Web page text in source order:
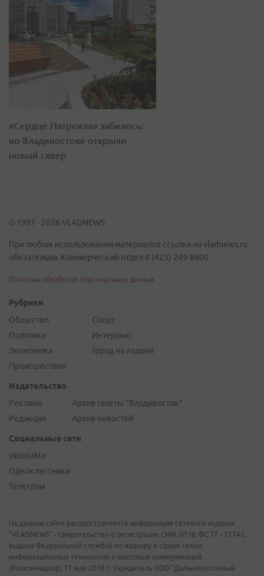
«Сердце Патрокла» забилось:
во Владивостоке открыли
новый сквер
© 1997 - 2026 VLADNEWS
При любом использовании материалов ссылка на vladnews.ru
обязательна. Коммерческий отдел 8 (423) 249-8800
Политика обработки персональных данных
Рубрики
Общество
Политика
Экономика
Происшествия
Спорт
Интервью
Город на ладони
Издательство
Реклама
Редакция
Архив газеты "Владивосток"
Архив новостей
Социальные сети
vkontakte
Одноклассники
Телеграм
На данном сайте распространяется информация сетевого издания
"VLADNEWS" - свидетельство о регистрации СМИ ЭЛ № ФС 77 - 72742,
выдано Федеральной службой по надзору в сфере связи,
информационных технологий и массовых коммуникаций
(Роскомнадзор) 17 мая 2018 г. Учредитель ООО "Дальневосточный